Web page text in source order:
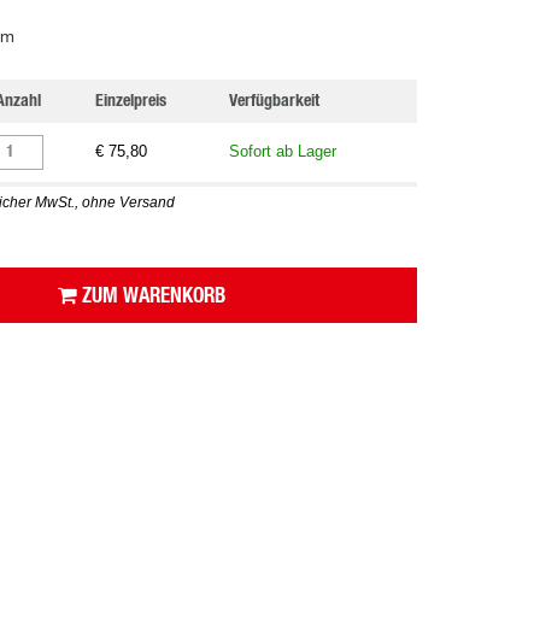
Einzelpreis Verfügbarkeit
€ 75,80 Sofort ab Lager
MwSt., ohne Versand
ZUM WARENKORB